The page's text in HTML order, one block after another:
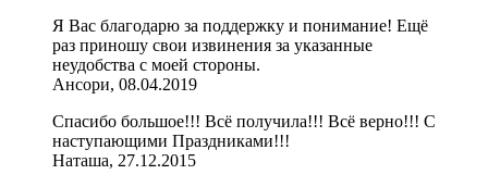
Я Вас благодарю за поддержку и понимание! Ещё
раз приношу свои извинения за указанные
неудобства с моей стороны.
Ансори, 08.04.2019
Спасибо большое!!! Всё получила!!! Всё верно!!! С
наступающими Праздниками!!!
Наташа, 27.12.2015